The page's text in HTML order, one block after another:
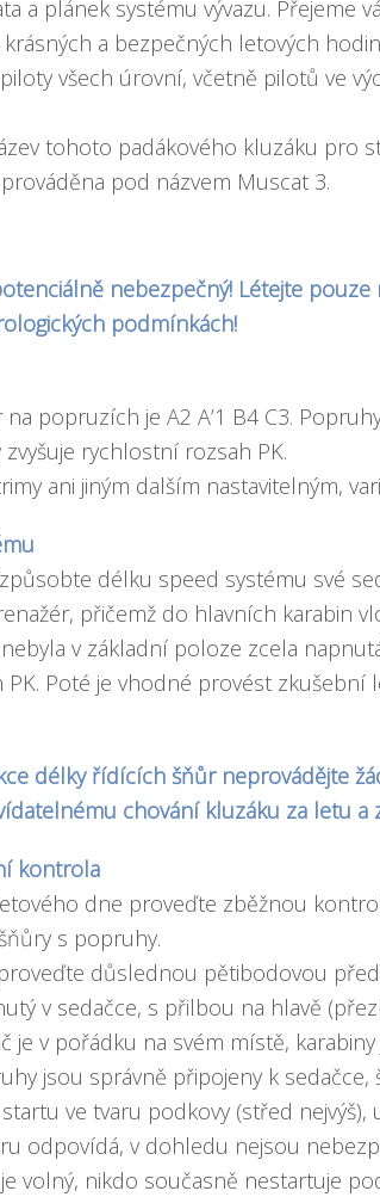
a plánek systému vývazu. Přejeme
a bezpečných letových
všech úrovní, včetně pilotů ve
tohoto padákového kluzáku pro
pod názvem Muscat 3.
nebezpečný! Létejte
podmínkách!
popruzích je A2 A’1 B4 C3.
rychlostní rozsah PK.
ani jiným dalším nastavitelným,
délku speed systému své
přičemž do hlavních karabin
v základní poloze zcela
Poté je vhodné provést
délky řídících šňůr neprovádějte
chování kluzáku za letu
kontrola
dne proveďte zběžnou
s popruhy.
důslednou pětibodovou
v sedačce, s přilbou na hlavě
je v pořádku na svém místě,
jsou správně připojeny k
startu ve tvaru podkovy (střed
odpovídá, v dohledu nejsou
volný, nikdo současně nestartuje